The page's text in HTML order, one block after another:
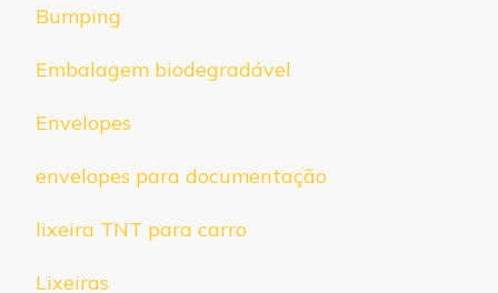
Bumping
Embalagem biodegradável
Envelopes
envelopes para documentação
lixeira TNT para carro
Lixeiras